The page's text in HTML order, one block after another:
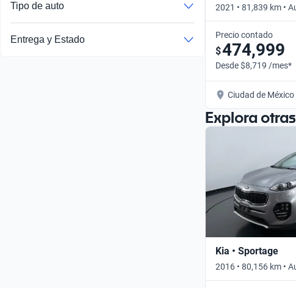
Tipo de auto
Entrega y Estado
2021 • 81,839 km •
Precio contado
$474,999
Desde $8,719 /mes*
Ciudad de México
Explora
Kia • Sportage
2016 • 80,156 km •